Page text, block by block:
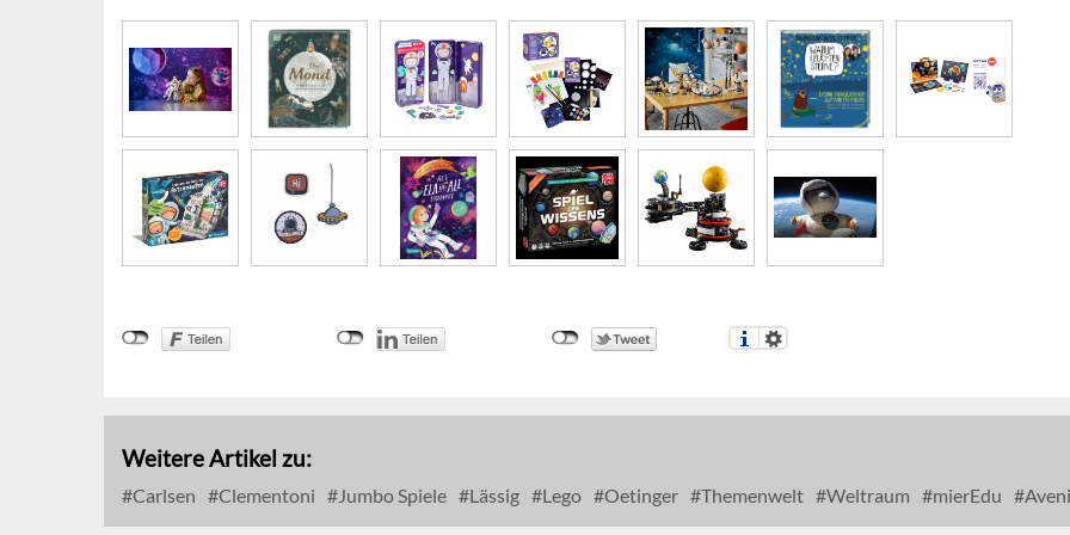
Weitere Artikel zu:
Carlsen Clementoni Jumbo Spiele Lässig Lego Oetinger Themenwelt Weltraum mierEdu